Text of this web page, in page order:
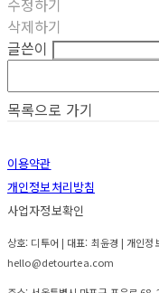
수정하기
삭제하기
글쓴이
목록으로 가기
이용약관
개인정보처리방침
사업자정보확인
상호: 디투어 | 대표: 최윤경 | 개인
hello@detourtea.com